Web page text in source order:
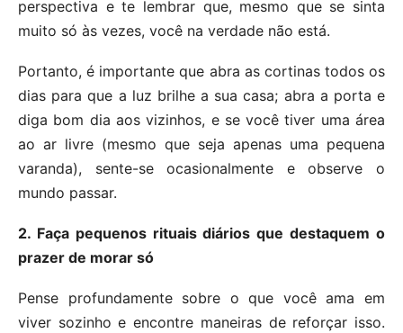
perspectiva e te lembrar que, mesmo que se sinta
muito só às vezes, você na verdade não está.
Portanto, é importante que abra as cortinas todos os
dias para que a luz brilhe a sua casa; abra a porta e
diga bom dia aos vizinhos, e se você tiver uma área
ao ar livre (mesmo que seja apenas uma pequena
varanda), sente-se ocasionalmente e observe o
mundo passar.
2. Faça pequenos rituais diários que destaquem o
prazer de morar só
Pense profundamente sobre o que você ama em
viver sozinho e encontre maneiras de reforçar isso.